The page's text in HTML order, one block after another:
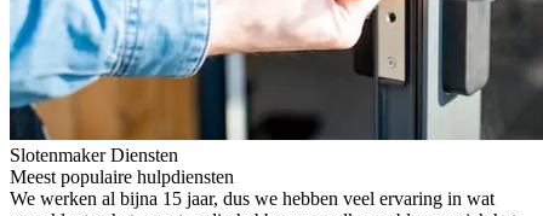
Slotenmaker Diensten
Meest populaire hulpdiensten
We werken al bijna 15 jaar, dus we hebben veel ervaring in wat